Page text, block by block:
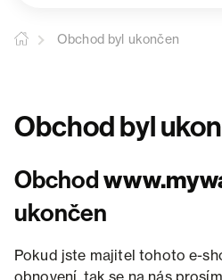
Obchod byl ukončen
Obchod byl
Obchod
ukončen
Pokud jste majitel tohoto e-
obnovení, tak se na nás